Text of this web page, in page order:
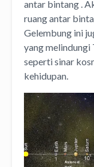
antar bintang .
ruang antar
Gelembung ini
yang melindungi
seperti sinar
kehidupan.